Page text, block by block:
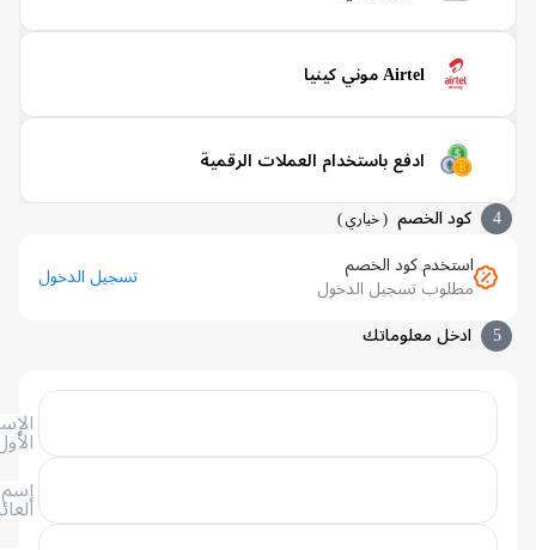
Airtel موني كينيا
ادفع باستخدام العملات الرقمية
كود الخصم (خياري )
استخدم كود الخصم
مطلوب تسجيل الدخول
تسجيل الدخول
ادخل معلوماتك
العائلة